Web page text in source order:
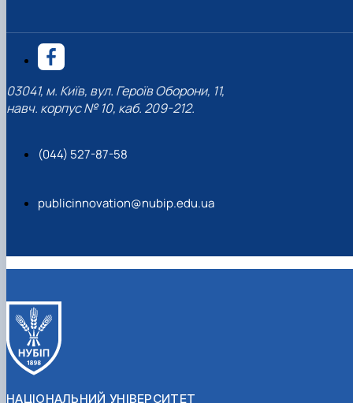
03041, м. Київ, вул. Героїв Оборони, 11,
навч. корпус № 10, каб. 209-212.
(044) 527-87-58
publicinnovation@nubip.edu.ua
НАЦІОНАЛЬНИЙ УНІВЕРСИТЕТ